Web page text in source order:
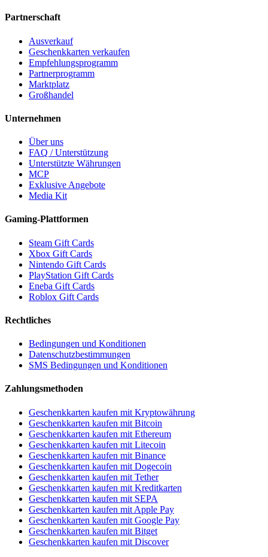
Partnerschaft
Ausverkauf
Geschenkkarten verkaufen
Empfehlungsprogramm
Partnerprogramm
Marktplatz
Großhandel
Unternehmen
Über uns
FAQ / Unterstützung
Unterstützte Währungen
MCP
Exklusive Angebote
Media Kit
Gaming-Plattformen
Steam Gift Cards
Xbox Gift Cards
Nintendo Gift Cards
PlayStation Gift Cards
Eneba Gift Cards
Roblox Gift Cards
Rechtliches
Bedingungen und Konditionen
Datenschutzbestimmungen
SMS Bedingungen und Konditionen
Zahlungsmethoden
Geschenkkarten kaufen mit Kryptowährung
Geschenkkarten kaufen mit Bitcoin
Geschenkkarten kaufen mit Ethereum
Geschenkkarten kaufen mit Litecoin
Geschenkkarten kaufen mit Binance
Geschenkkarten kaufen mit Dogecoin
Geschenkkarten kaufen mit Tether
Geschenkkarten kaufen mit Kreditkarten
Geschenkkarten kaufen mit SEPA
Geschenkkarten kaufen mit Apple Pay
Geschenkkarten kaufen mit Google Pay
Geschenkkarten kaufen mit Bitget
Geschenkkarten kaufen mit Discover